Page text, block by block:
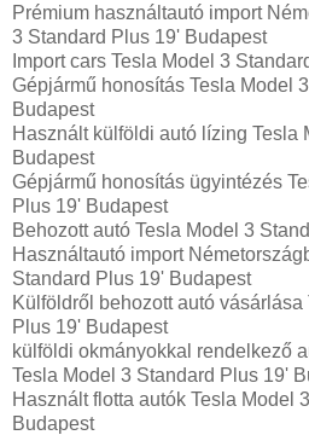
Prémium használtautó import
3 Standard Plus 19' Budapest
Import cars Tesla Model 3
Gépjármű honosítás Tesla Model
Budapest
Használt külföldi autó lízing Tesla
Budapest
Gépjármű honosítás ügyintézés
Plus 19' Budapest
Behozott autó Tesla Model 3
Használtautó import
Standard Plus 19' Budapest
Külföldről behozott autó
Plus 19' Budapest
külföldi okmányokkal rendelkező
Tesla Model 3 Standard Plus 19'
Használt flotta autók Tesla Model
Budapest